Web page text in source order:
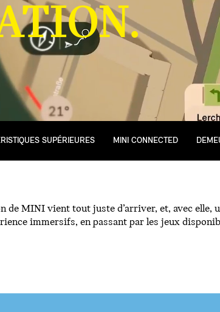
SUPÉRIEURES MINI CONNECTED
de MINI vient tout juste d’arriver, et, avec elle,
immersifs, en passant par les jeux